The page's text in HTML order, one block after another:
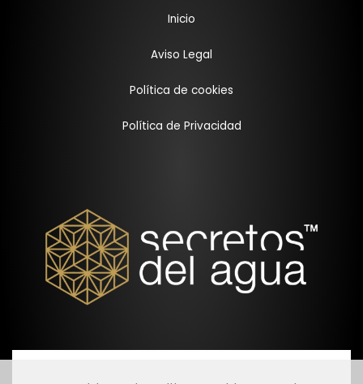
Inicio
Aviso Legal
Política de cookies
Política de Privacidad